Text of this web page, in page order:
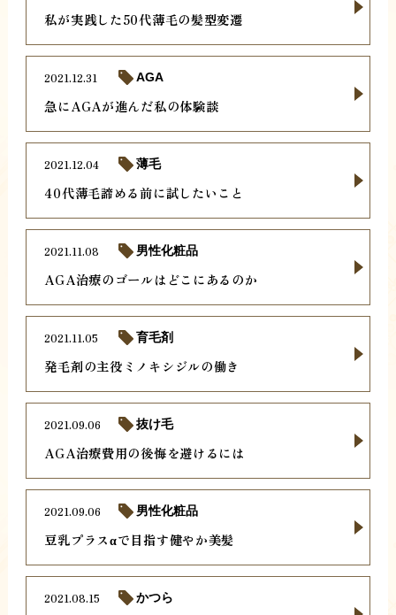
私が実践した50代薄毛の髪型変遷
急にAGAが進んだ私の体験談
2021.12.31 AGA
40代薄毛諦める前に試したいこと
2021.12.04 薄毛
AGA治療のゴールはどこにあるのか
2021.11.08 男性化粧品
発毛剤の主役ミノキシジルの働き
2021.11.05 育毛剤
AGA治療費用の後悔を避けるには
2021.09.06 抜け毛
豆乳プラスαで目指す健やか美髪
2021.09.06 男性化粧品
2021.08.15 かつら